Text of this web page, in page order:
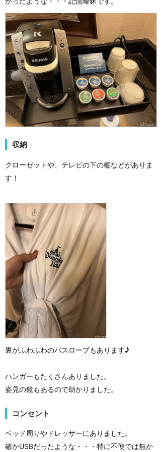
収納
クローゼットや、テレビの下の棚などがありま
す！
裏がふわふわのバスローブもあります♪
ハンガーもたくさんありました。
姿見の鏡もあるので助かりました。
コンセント
ベッド周りやドレッサーにありました。
確かUSBだったような・・・特に不便では無か